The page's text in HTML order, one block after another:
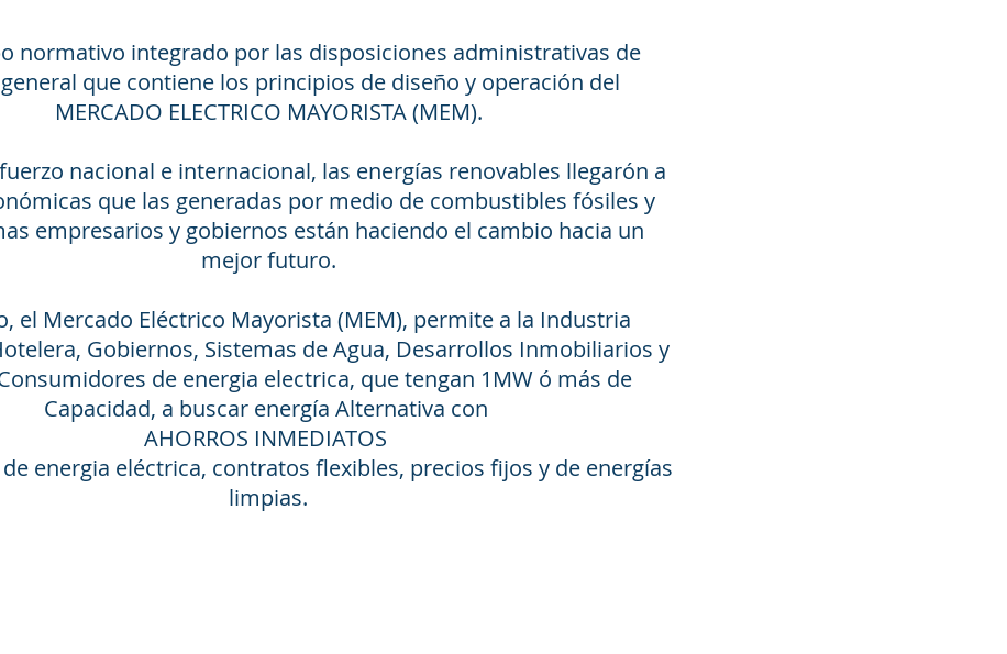
normativo integrado por las disposiciones administrativas de
que contiene los principios de diseño y operación del
MERCADO ELECTRICO MAYORISTA (MEM).
nacional e internacional, las energías renovables llegarón a
que las generadas por medio de combustibles fósiles y
empresarios y gobiernos están haciendo el cambio hacia un
mejor futuro.
el Mercado Eléctrico Mayorista (MEM), permite a la Industria
Gobiernos, Sistemas de Agua, Desarrollos Inmobiliarios y
de energia electrica, que tengan 1MW ó más de
Capacidad, a buscar energía Alternativa con
AHORROS INMEDIATOS
energia eléctrica, contratos flexibles, precios fijos y de energías
limpias.